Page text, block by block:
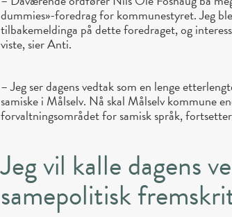
dummies»-foredrag for kommunestyret. Jeg
tilbakemeldinga på dette foredraget, og
viste, sier Anti.
– Jeg ser dagens vedtak som en lenge
samiske i Målselv. Nå skal Målselv kommune
forvaltningsområdet for samisk språk,
Jeg vil kalle dagens
samepolitisk